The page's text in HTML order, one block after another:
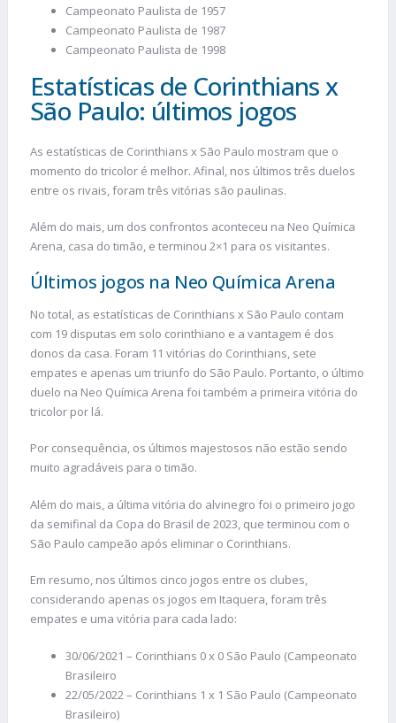
Campeonato Paulista de 1957
Campeonato Paulista de 1987
Campeonato Paulista de 1998
Estatísticas de Corinthians x
São Paulo: últimos jogos
As estatísticas de Corinthians x São Paulo mostram que o
momento do tricolor é melhor. Afinal, nos últimos três duelos
entre os rivais, foram três vitórias são paulinas.
Além do mais, um dos confrontos aconteceu na Neo Química
Arena, casa do timão, e terminou 2×1 para os visitantes.
Últimos jogos na Neo Química Arena
No total, as estatísticas de Corinthians x São Paulo contam
com 19 disputas em solo corinthiano e a vantagem é dos
donos da casa. Foram 11 vitórias do Corinthians, sete
empates e apenas um triunfo do São Paulo. Portanto, o último
duelo na Neo Química Arena foi também a primeira vitória do
tricolor por lá.
Por consequência, os últimos majestosos não estão sendo
muito agradáveis para o timão.
Além do mais, a última vitória do alvinegro foi o primeiro jogo
da semifinal da Copa do Brasil de 2023, que terminou com o
São Paulo campeão após eliminar o Corinthians.
Em resumo, nos últimos cinco jogos entre os clubes,
considerando apenas os jogos em Itaquera, foram três
empates e uma vitória para cada lado:
30/06/2021 – Corinthians 0 x 0 São Paulo (Campeonato
Brasileiro
22/05/2022 – Corinthians 1 x 1 São Paulo (Campeonato
Brasileiro)